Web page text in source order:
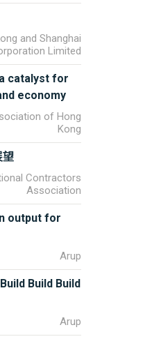
and Shanghai
Limited
catalyst for
economy
of Hong
Kong
望
Contractors
Association
output for
Arup
Build Build
Arup